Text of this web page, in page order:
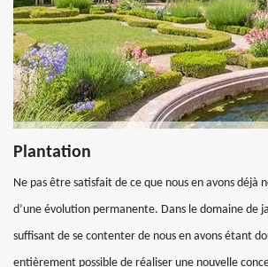
Plantation
Ne pas être satisfait de ce que nous en avons déjà
d’une évolution permanente. Dans le domaine de
suffisant de se contenter de nous en avons étant
entièrement possible de réaliser une nouvelle